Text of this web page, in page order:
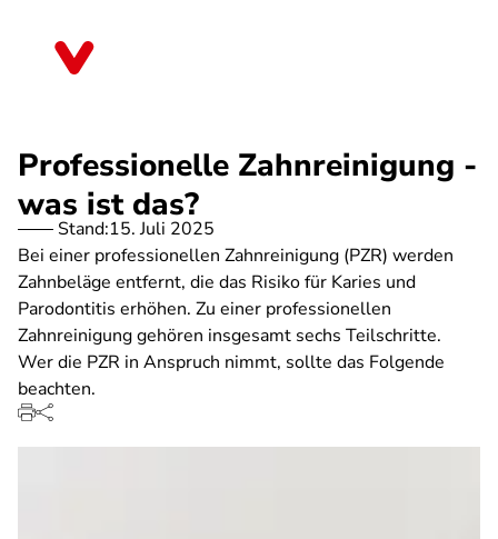
Professionelle Zahnreinigung -
was ist das?
Stand:15. Juli 2025
Bei einer professionellen Zahnreinigung (PZR) werden
Zahnbeläge entfernt, die das Risiko für Karies und
Parodontitis erhöhen. Zu einer professionellen
Zahnreinigung gehören insgesamt sechs Teilschritte.
Wer die PZR in Anspruch nimmt, sollte das Folgende
beachten.